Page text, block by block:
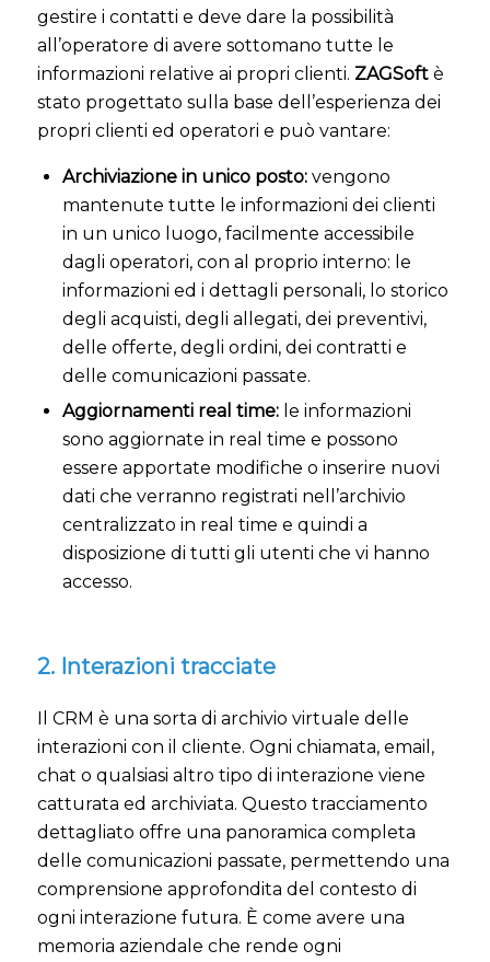
gestire i contatti e deve dare la possibilità
all’operatore di avere sottomano tutte le
informazioni relative ai propri clienti. ZAGSoftè
stato progettato sulla base dell’esperienza dei
propri clienti ed operatori e può vantare:
Archiviazione in unico posto:vengono
mantenute tutte le informazioni dei clienti
in un unico luogo, facilmente accessibile
dagli operatori, con al proprio interno: le
informazioni ed i dettagli personali, lo storico
degli acquisti, degli allegati, dei preventivi,
delle offerte, degli ordini, dei contratti e
delle comunicazioni passate.
Aggiornamenti real time:le informazioni
sono aggiornate in real time e possono
essere apportate modifiche o inserire nuovi
dati che verranno registrati nell’archivio
centralizzato in real time e quindi a
disposizione di tutti gli utenti che vi hanno
accesso.
2. Interazioni tracciate
Il CRM è una sorta di archivio virtuale delle
interazioni con il cliente. Ogni chiamata, email,
chat o qualsiasi altro tipo di interazione viene
catturata ed archiviata. Questo tracciamento
dettagliato offre una panoramica completa
delle comunicazioni passate, permettendo una
comprensione approfondita del contesto di
ogni interazione futura. È come avere una
memoria aziendale che rende ogni